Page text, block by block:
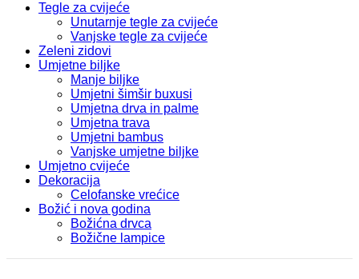
Tegle za cvijeće
Unutarnje tegle za cvijeće
Vanjske tegle za cvijeće
Zeleni zidovi
Umjetne biljke
Manje biljke
Umjetni šimšir buxusi
Umjetna drva in palme
Umjetna trava
Umjetni bambus
Vanjske umjetne biljke
Umjetno cvijeće
Dekoracija
Celofanske vrećice
Božić i nova godina
Božićna drvca
Božične lampice